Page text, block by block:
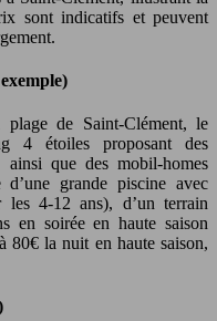
sont indicatifs et peuvent
de Saint-Clément, le
4 étoiles proposant des
ainsi que des mobil-homes
grande piscine avec
les 4-12 ans), d’un terrain
en soirée en haute saison
la nuit en haute saison,